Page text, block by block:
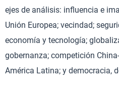
ejes de análisis: influencia e
Unión Europea; vecindad;
economía y tecnología;
gobernanza; competición
América Latina; y democracia,